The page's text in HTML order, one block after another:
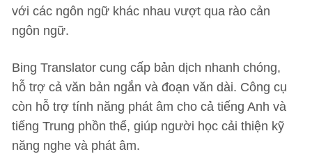
với các ngôn ngữ khác nhau vượt qua rào cản
ngôn ngữ.
Bing Translator cung cấp bản dịch nhanh chóng,
hỗ trợ cả văn bản ngắn và đoạn văn dài. Công cụ
còn hỗ trợ tính năng phát âm cho cả tiếng Anh và
tiếng Trung phồn thể, giúp người học cải thiện kỹ
năng nghe và phát âm.